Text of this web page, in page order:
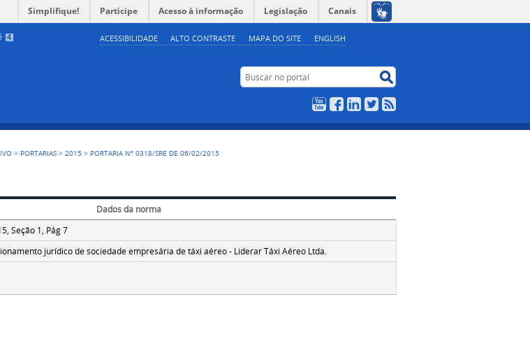
4 ACESSIBILIDADE ALTO CONTRASTE MAPA DO SITE ENGLISH
Simplifique! Participe Acesso à informação Legislação Canais
Buscar no portal
YouTubeFacebookLinkedIn
Twitter
> PORTARIAS >2015 > PORTARIA Nº 0318/SRE DE 06/02/2015
Dados da norma
Seção 1, Pág 7
jurídico de sociedade empresária de táxi aéreo - Liderar Táxi Aéreo Ltda.